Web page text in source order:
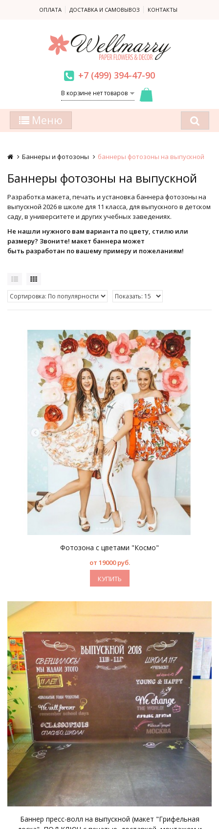
ОПЛАТА ДОСТАВКА И САМОВЫВОЗ КОНТАКТЫ
+7 (499) 394-47-90
В корзине нет товаров
Меню
Баннеры и фотозоны баннеры фотозоны на выпускной
Баннеры фотозоны на выпускной
Разработка макета, печать и установка баннера фотозоны на
выпускной 2026 в школе для 11 класса, для выпускного в детском
саду, в университете и других учебных заведениях.
Не нашли нужного вам варианта по цвету, стилю или
размеру? Звоните! макет баннера может
быть разработан по вашему примеру и пожеланиям!
Фотозона с цветами "Космо"
от 19000 руб.
КУПИТЬ
Баннер пресс-волл на выпускной (макет "Грифельная